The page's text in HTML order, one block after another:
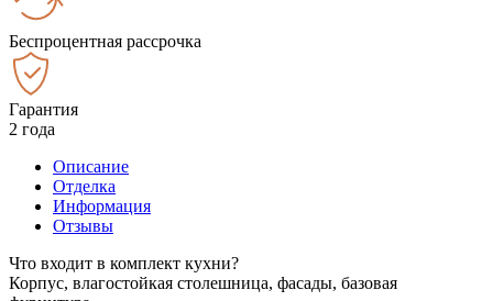
Беспроцентная рассрочка
Гарантия
2 года
Описание
Отделка
Информация
Отзывы
Что входит в комплект кухни?
Корпус, влагостойкая столешница, фасады, базовая